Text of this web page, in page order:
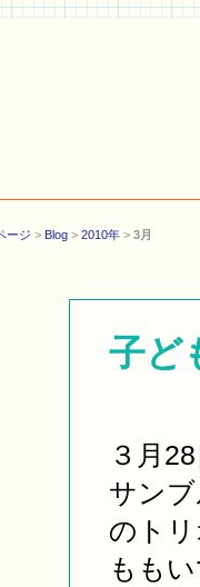
ージ > Blog > 2010年 > 3月
子ど
３月
サン
のト
もも